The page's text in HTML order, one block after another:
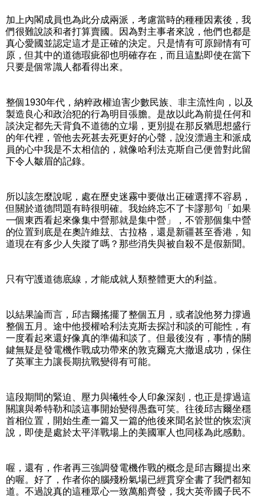
加上內閣成員也為此分成兩派，考慮當時的種種因素後，我
們很難說談和者打算賣國。因為對主事者來說，他們也都是
真心愛國並認定這才是正確的決定。只是情有可原歸情有可
原，但其中的道德瑕疵卻也明確存在，而且這點即使在當下
只要是個常識人都看得出來。
整個1930年代，納粹政權迫害少數民族、非主流性向，以及
製造良心和政治犯的行為明目張膽。是故以此為前提任何和
談決定都先天背負不道德的立場，更別提在那反猶思想盛行
的年代裡，管他去死甚去死更好的心聲，說沒漂過主和派成
員的心中我是不太相信的，就像哈利法克斯自己便曾對此留
下令人皺眉的記錄。
所以該怎麼說呢，處在歷史迷霧中要做出正確選擇不容易，
但關於道德問題有時很明確。我始終忘不了卡謬那句「如果
一個東西看起來像集中營那就是集中營」，不管那個集中營
的位置到底是在奧許維玆、古拉格，還是新疆甚至香港，知
道現在有多少人失蹤了嗎？那些消失與被自殺不是假新聞。
只有守護道德底線，才能成就人類整體更大的利益。
以結果論而言，邱吉爾搖擺了整個五月，或者說他努力撐過
整個五月。途中他授權哈利法克斯去探討和談的可能性，有
一度看起來還好像真的準備和談了。但最後沒有，事情的關
鍵無疑是發電機作戰成功帶來的敦克爾克大撤退成功，保住
了英軍主力讓長期抗戰變得有可能。
這段期間的緊迫、壓力與犧牲令人印象深刻，也正是撐過這
關讓與希特勒和談這事開始變得愚蠢可笑。往後邱吉爾坐穩
首相位置，開始生產一篇又一篇的他後來聞名於世的恢宏演
說，即使是處於太平洋戰場上的美國軍人也同樣為此感動。
喔，還有，作者再三強調發電機作戰的概念是邱吉爾提出來
的喔。好了，作者你的腦殘粉氣場已經貫穿全書了我們都知
道。不過說真的這種眾心一致萬船齊發，我大英帝國子民不